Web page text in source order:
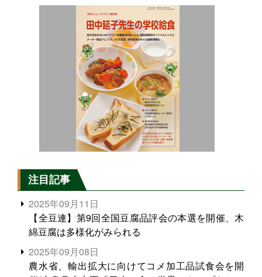
注目記事
2025年09月11日
【全豆連】第9回全国豆腐品評会の本選を開催、木
綿豆腐は多様化がみられる
2025年09月08日
農水省、輸出拡大に向けてコメ加工品試食会を開